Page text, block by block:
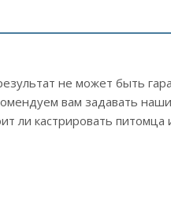
не может быть
вам задавать
ли кастрировать питомца